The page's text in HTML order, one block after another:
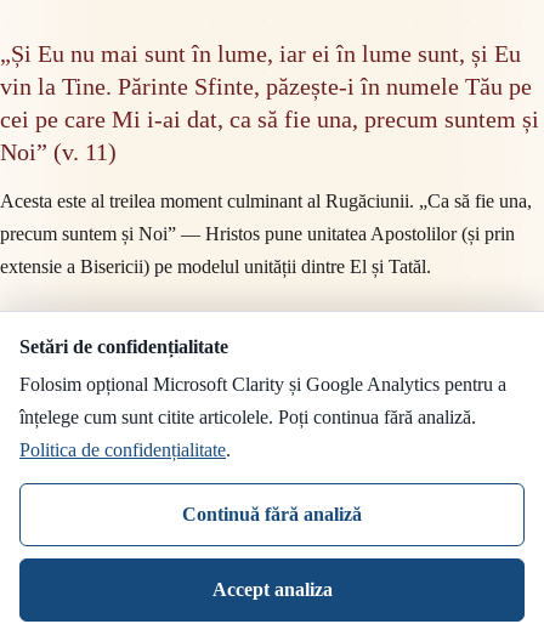
„Și Eu nu mai sunt în lume, iar ei în lume sunt, și Eu
vin la Tine. Părinte Sfinte, păzește-i în numele Tău pe
cei pe care Mi i-ai dat, ca să fie una, precum suntem și
Noi” (v. 11)
Acesta este al treilea moment culminant al Rugăciunii. „Ca să fie una,
precum suntem și Noi” — Hristos pune unitatea Apostolilor (și prin
extensie a Bisericii) pe modelul unității dintre El și Tatăl.
profunzime. Unitatea dintre Tatăl și Fiul nu este o unitate morală, nu
este o simplă conlucrare, nu este o înțelegere între doi. Este unitate de
ființă. Tatăl și Fiul sunt una după ființă, deși sunt două Persoane. Iar la
această unitate este chemată Biserica. Nu o unitate de ființă (căci
Apostolii și creștinii rămân persoane distincte, cu firi distincte de cea
dumnezeiască), ci o unitate de har, o unitate în Duhul Sfânt, o unitate
care îi face pe cei mulți să fie un singur trup al lui Hristos.
Setări de confidențialitate
Folosim opțional Microsoft Clarity și Google Analytics pentru a
înțelege cum sunt citite articolele. Poți continua fără analiză.
Politica de confidențialitate.
Continuă fără analiză
Accept analiza